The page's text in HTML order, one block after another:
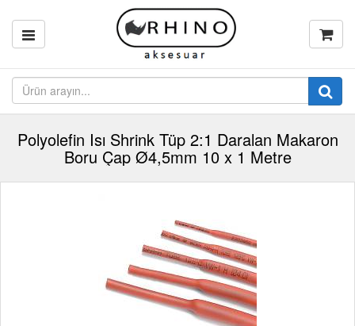
Polyolefin Isı Shrink Tüp 2:1 Daralan Makaron
Boru Çap Ø4,5mm 10 x 1 Metre